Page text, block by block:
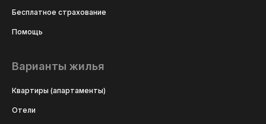
Бесплатное страхование
Помощь
Варианты жилья
Квартиры (апартаменты)
Отели